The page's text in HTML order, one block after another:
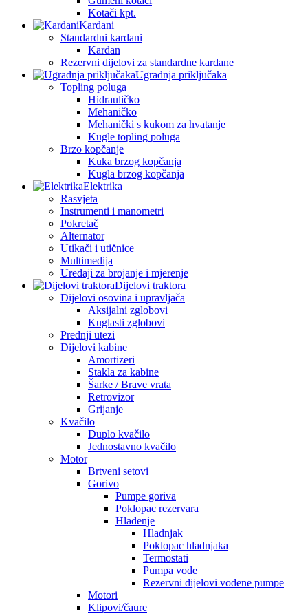
Kotači kpt.
Kardani
Standardni kardani
Kardan
Rezervni dijelovi za standardne kardane
Ugradnja priključaka
Topling poluga
Hidrauličko
Mehaničko
Mehanički s kukom za hvatanje
Kugle topling poluga
Brzo kopčanje
Kuka brzog kopčanja
Kugla brzog kopčanja
Elektrika
Rasvjeta
Instrumenti i manometri
Pokretač
Alternator
Utikači i utičnice
Multimedija
Uređaji za brojanje i mjerenje
Dijelovi traktora
Dijelovi osovina i upravljača
Aksijalni zglobovi
Kuglasti zglobovi
Prednji utezi
Dijelovi kabine
Amortizeri
Stakla za kabine
Šarke / Brave vrata
Retrovizor
Grijanje
Kvačilo
Duplo kvačilo
Jednostavno kvačilo
Motor
Brtveni setovi
Gorivo
Pumpe goriva
Poklopac rezervara
Hlađenje
Hladnjak
Poklopac hladnjaka
Termostati
Pumpa vode
Rezervni dijelovi vodene pumpe
Motori
Klipovi/čaure